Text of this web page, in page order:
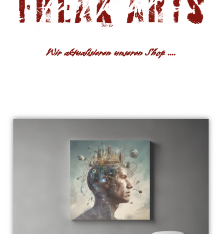
Wir aktualisieren unseren Shop ....